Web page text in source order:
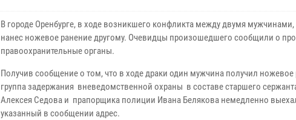
В городе Оренбурге, в ходе возникшего конфликта между двумя
нанес ножевое ранение другому. Очевидцы произошедшего сообщили о
правоохранительные органы.
Получив сообщение о том, что в ходе драки один мужчина получил ножевое
группа задержания вневедомственной охраны в составе старшего
Алексея Седова и прапорщика полиции Ивана Белякова немедленно
указанный в сообщении адрес.